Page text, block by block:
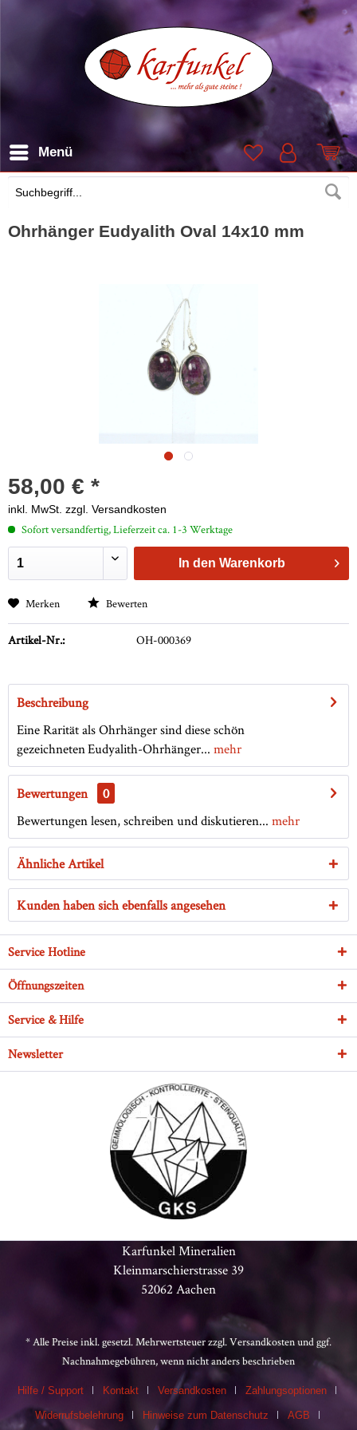
Suchen
Menü
Ohrhänger Eudyalith Oval 14x10 mm
58,00 € *
inkl. MwSt. zzgl. Versandkosten
Sofort versandfertig, Lieferzeit ca. 1-3 Werktage
In den Warenkorb
Merken Bewerten
Artikel-Nr.: OH-000369
Beschreibung
Eine Rarität als Ohrhänger sind diese schön
gezeichneten Eudyalith-Ohrhänger... mehr
Bewertungen
0
Bewertungen lesen, schreiben und diskutieren... mehr
Ähnliche Artikel
Kunden haben sich ebenfalls angesehen
Service Hotline
Öffnungszeiten
Service & Hilfe
Newsletter
Karfunkel Mineralien
Kleinmarschierstrasse 39
52062 Aachen
* Alle Preise inkl. gesetzl. Mehrwertsteuer zzgl.Versandkostenund ggf.
Nachnahmegebühren, wenn nicht anders beschrieben
Hilfe / Support Kontakt Versandkosten Zahlungsoptionen
Widerrufsbelehrung Hinweise zum Datenschutz AGB